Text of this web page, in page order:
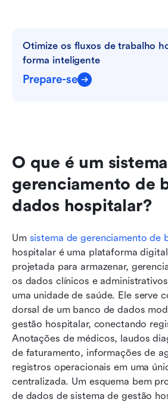
Otimize os fluxos de trabalho
forma inteligente
Prepare-se
O que é um
gerenciamento de
dados hospitalar?
Um sistema de gerenciamento de
hospitalar é uma plataforma
projetada para armazenar,
os dados clínicos e
uma unidade de saúde. Ele serve
dorsal de um banco de dados
gestão hospitalar, conectando
Anotações de médicos, laudos
de faturamento, informações de
registros operacionais em uma
centralizada. Um esquema bem
de dados de sistema de gestão